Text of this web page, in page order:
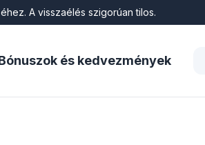
A visszaélés szigorúan tilos.
és kedvezmények